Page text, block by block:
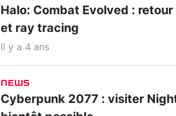
Halo: Combat Evolved :
et ray tracing
Il y a 4 ans
NEWS
Cyberpunk 2077 : visiter